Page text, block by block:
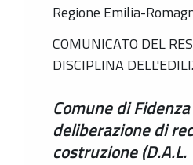
Regione Emilia-
COMUNICATO DEL
DISCIPLINA
Comune di
deliberazione di
costruzione